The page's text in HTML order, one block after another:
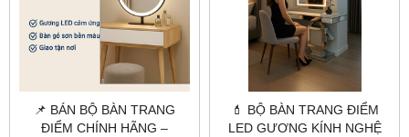
📌 BÁN BỘ BÀN TRANG
ĐIỂM CHÍNH HÃNG –
💄 BỘ BÀN TRANG ĐIỂM
LED GƯƠNG KÍNH NGHỆ